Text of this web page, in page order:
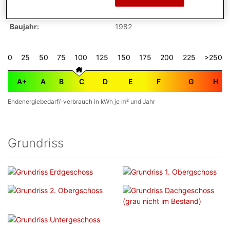
ERDGAS_LEICHT
Baujahr 1982
0 25 50 75 100 125 150 175 200 225 >250
A+ A B C D E F G H
Endenergiebedarf/-verbrauch in kWh je m² und Jahr
Grundriss